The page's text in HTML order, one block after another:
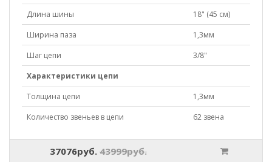
Длина шины
18" (45 см)
Ширина паза
1,3мм
Шаг цепи
3/8"
Характеристики цепи
Толщина цепи
1,3мм
Количество звеньев в цепи
62 звена
37076руб. 43999руб.